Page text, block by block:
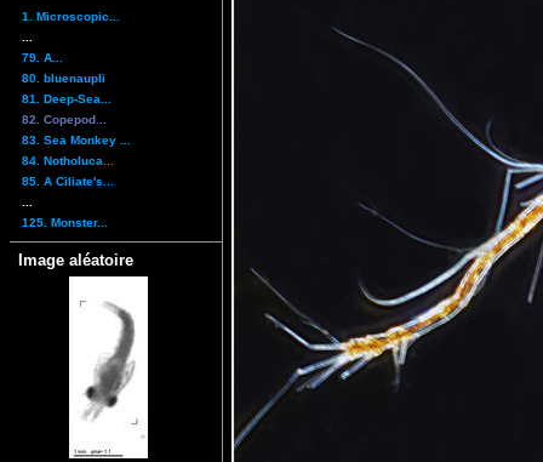
1. Microscopic...
79. A...
80. bluenaupli
81. Deep-Sea...
82. Copepod...
83. Sea Monkey ...
84. Notholuca...
85. A Ciliate's...
125. Monster...
Image aléatoire